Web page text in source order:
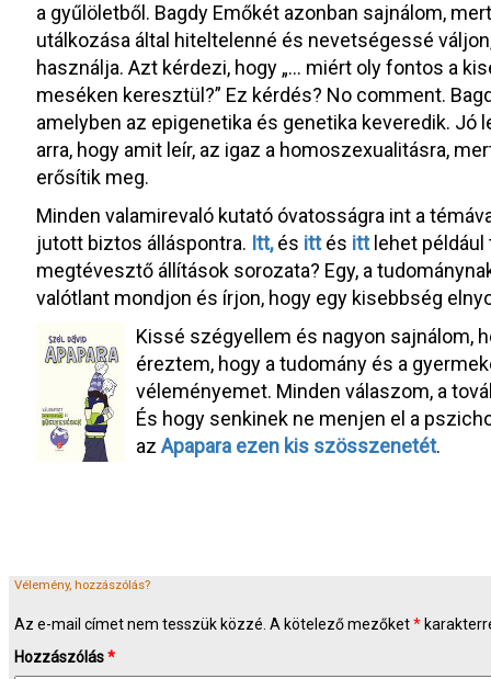
a gyűlöletből. Bagdy Emőkét azonban sajnálom,
utálkozása által hiteltelenné és nevetségessé
használja. Azt kérdezi, hogy „… miért oly fontos a
meséken keresztül?” Ez kérdés? No comment.
amelyben az epigenetika és genetika keveredik.
arra, hogy amit leír, az igaz a homoszexualitásra,
erősítik meg.
Minden valamirevaló kutató óvatosságra int a
jutott biztos álláspontra. Itt,és ittés ittlehet például
megtévesztő állítások sorozata? Egy, a
valótlant mondjon és írjon, hogy egy kisebbség
Kissé szégyellem és nagyon sajnálom,
éreztem, hogy a tudomány és a
véleményemet. Minden válaszom, a
És hogy senkinek ne menjen el a
az Apapara ezen kis szösszenetét.
Vélemény, hozzászólás?
Az e-mail címet nem tesszük közzé. A kötelező mezőket*
Hozzászólás*